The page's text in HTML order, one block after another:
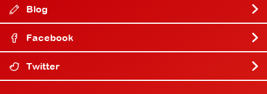
Blog
Facebook
Twitter